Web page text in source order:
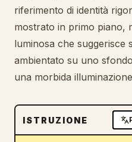
Prezzi
Scarica
Blog
riferimento di identità
mostrato in primo piano,
luminosa che suggerisce
ambientato su uno
una morbida
ISTRUZIONE